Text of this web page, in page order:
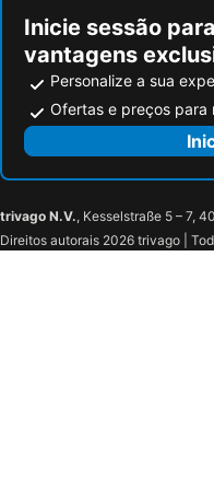
Inicie sessão
vantagens
Personalize a sua
Ofertas e preços para
trivago N.V., Kesselstraße 5 – 7,
Direitos autorais 2026 trivago |